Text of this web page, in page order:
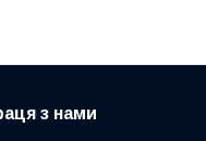
з нами